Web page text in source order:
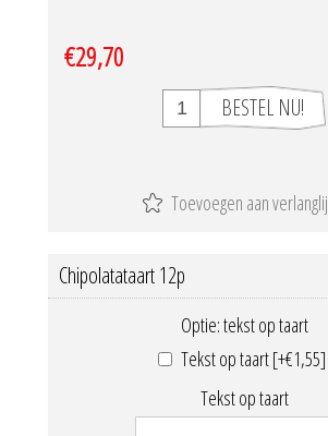
€29,70
Chipolatataart 12p
Optie: tekst op taart
Tekst op taart [+€1,55]
Tekst op taart